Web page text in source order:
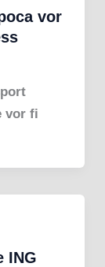
vor
vor fi
ING